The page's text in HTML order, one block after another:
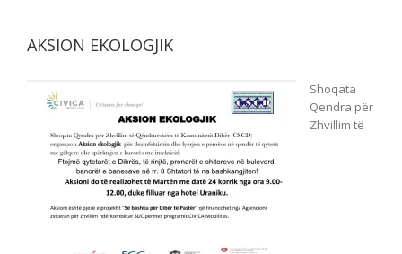
AKSION EKOLOGJIK
Shoqata
Qendra për
Zhvillim të